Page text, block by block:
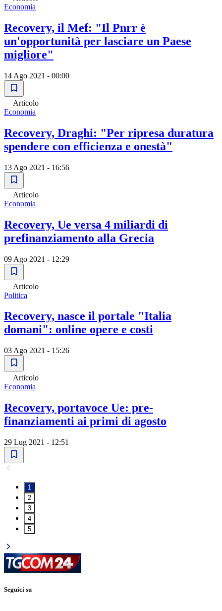
Economia
Recovery, il Mef: "Il Pnrr è
un'opportunità per lasciare un Paese
migliore"
14 Ago 2021 - 00:00
Articolo
Economia
Recovery, Draghi: "Per ripresa duratura
spendere con efficienza e onestà"
13 Ago 2021 - 16:56
Articolo
Economia
Recovery, Ue versa 4 miliardi di
prefinanziamento alla Grecia
09 Ago 2021 - 12:29
Articolo
Politica
Recovery, nasce il portale "Italia
domani": online opere e costi
03 Ago 2021 - 15:26
Articolo
Economia
Recovery, portavoce Ue: pre-
finanziamenti ai primi di agosto
29 Lug 2021 - 12:51
1
2
3
4
5
Seguici su